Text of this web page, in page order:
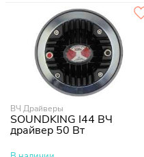
ВЧ Драйверы
SOUNDKING I44 ВЧ
драйвер 50 Вт